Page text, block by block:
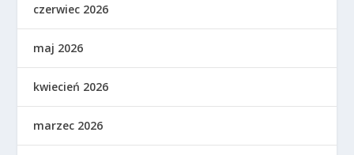
czerwiec 2026
maj 2026
kwiecień 2026
marzec 2026